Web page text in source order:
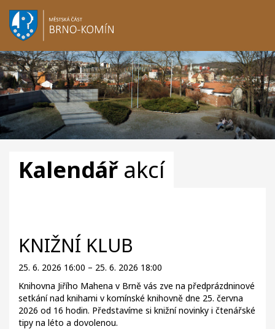
Kalendářakcí
KNIŽNÍ KLUB
25. 6. 2026 16:00 – 25. 6. 2026 18:00
Knihovna Jiřího Mahena v Brně vás zve na předprázdninové
setkání nad knihami v komínské knihovně dne 25. června
2026 od 16 hodin. Představíme si knižní novinky i čtenářské
tipy na léto a dovolenou.